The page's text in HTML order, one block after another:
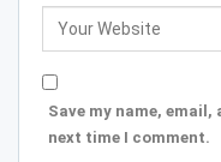
Save my name,
next time I comment.